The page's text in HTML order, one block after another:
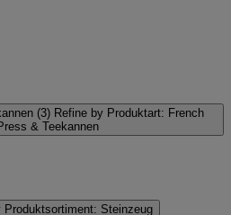
(3) Refine by Produktart: French
& Teekannen
Produktsortiment: Steinzeug